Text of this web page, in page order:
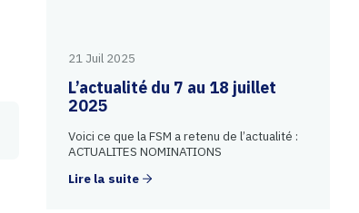
21 Juil 2025
L’actualité du 7 au 18 juillet
2025
Voici ce que la FSM a retenu de l’actualité :
ACTUALITES NOMINATIONS
Lire la suite